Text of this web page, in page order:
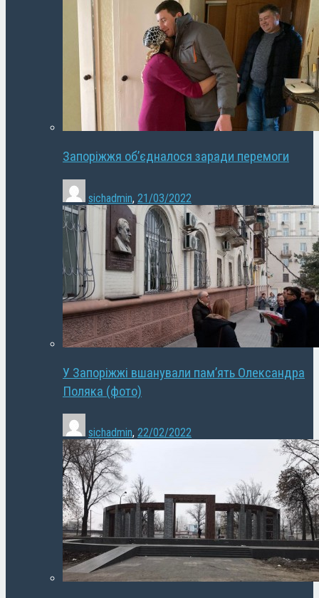
Запоріжжя об’єдналося заради перемоги
sichadmin, 21/03/2022
У Запоріжжі вшанували пам’ять Олександра
Поляка (фото)
sichadmin, 22/02/2022